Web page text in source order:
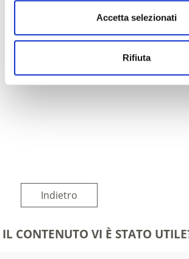
Accetta selezionati
Rifiuta
Indietro
IL CONTENUTO VI È STATO